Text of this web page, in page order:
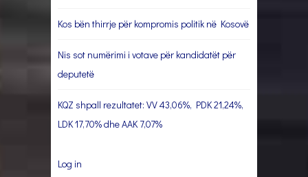
Kos bën thirrje për kompromis politik në Kosovë
Nis sot numërimi i votave për kandidatët për
deputetë
KQZ shpall rezultatet: VV 43,06%, PDK 21,24%,
LDK 17,70% dhe AAK 7,07%
Log in